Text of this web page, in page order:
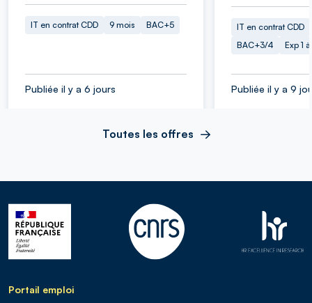
IT en contrat CDD 9 mois BAC+5
Publiée il y a 6 jours
IT en contrat CDD
BAC+3/4
Exp 1
Publiée il y a 9
Toutes les offres
Portail emploi